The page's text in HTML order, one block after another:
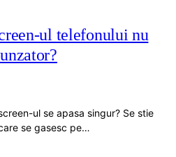
ul telefonului nu
ul se apasa singur? Se stie
se gasesc pe…